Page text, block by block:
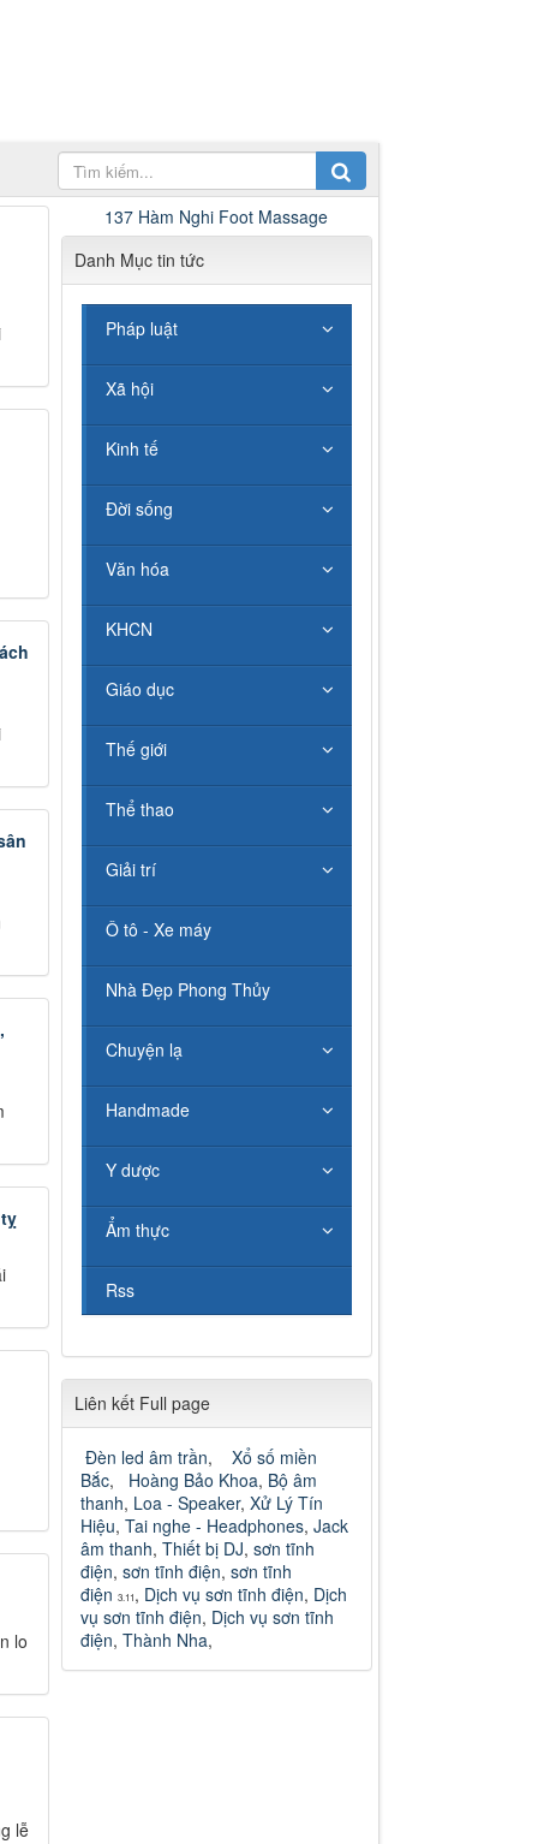
lo
lễ
137 Hàm Nghi Foot Massage
Danh Mục tin tức
Pháp luật
Xã hội
Kinh tế
Đời sống
Văn hóa
KHCN
Giáo dục
Thế giới
Thể thao
Giải trí
Ô tô - Xe máy
Nhà Đẹp Phong Thủy
Chuyện lạ
Handmade
Y dược
Ẩm thực
Rss
Liên kết Full page
Đèn led âm trần, Xổ số miền
Bắc, Hoàng Bảo Khoa, Bộ âm
thanh, Loa - Speaker, Xử Lý Tín
Hiệu, Tai nghe - Headphones, Jack
âm thanh, Thiết bị DJ, sơn tĩnh
điện, sơn tĩnh điện, sơn tĩnh
điện 3.11, Dịch vụ sơn tĩnh điện, Dịch
vụ sơn tĩnh điện, Dịch vụ sơn tĩnh
điện, Thành Nha,